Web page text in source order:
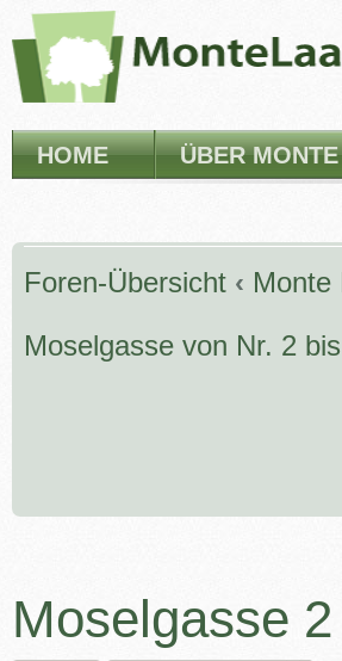
HOME ÜBER
Foren-Übersicht ‹ Monte
Moselgasse von Nr. 2
Moselgasse